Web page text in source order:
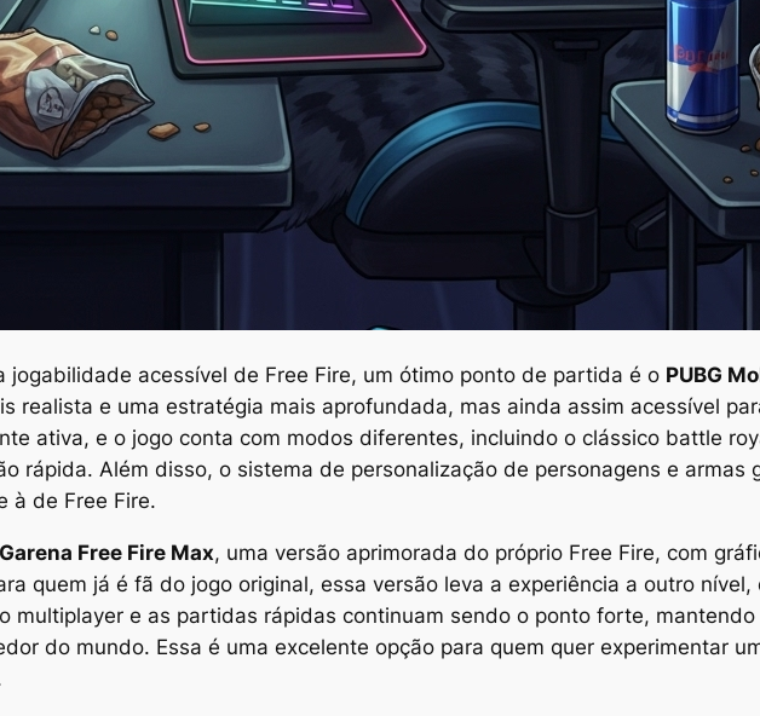
jogabilidade acessível de Free Fire, um ótimo ponto de partida é o PUBG
realista e uma estratégia mais aprofundada, mas ainda assim acessível
ativa, e o jogo conta com modos diferentes, incluindo o clássico battle
rápida. Além disso, o sistema de personalização de personagens e armas
à de Free Fire.
Garena Free Fire Max, uma versão aprimorada do próprio Free Fire, com
quem já é fã do jogo original, essa versão leva a experiência a outro nível,
multiplayer e as partidas rápidas continuam sendo o ponto forte, mantendo
do mundo. Essa é uma excelente opção para quem quer experimentar